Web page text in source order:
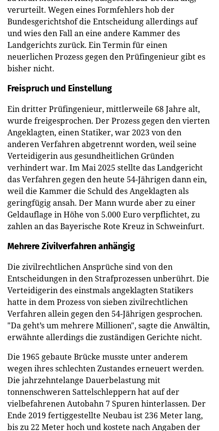
verurteilt. Wegen eines Formfehlers hob der
Bundesgerichtshof die Entscheidung allerdings auf
und wies den Fall an eine andere Kammer des
Landgerichts zurück. Ein Termin für einen
neuerlichen Prozess gegen den Prüfingenieur gibt es
bisher nicht.
Freispruch und Einstellung
Ein dritter Prüfingenieur, mittlerweile 68 Jahre alt,
wurde freigesprochen. Der Prozess gegen den vierten
Angeklagten, einen Statiker, war 2023 von den
anderen Verfahren abgetrennt worden, weil seine
Verteidigerin aus gesundheitlichen Gründen
verhindert war. Im Mai 2025 stellte das Landgericht
das Verfahren gegen den heute 54-Jährigen dann ein,
weil die Kammer die Schuld des Angeklagten als
geringfügig ansah. Der Mann wurde aber zu einer
Geldauflage in Höhe von 5.000 Euro verpflichtet, zu
zahlen an das Bayerische Rote Kreuz in Schweinfurt.
Mehrere Zivilverfahren anhängig
Die zivilrechtlichen Ansprüche sind von den
Entscheidungen in den Strafprozessen unberührt. Die
Verteidigerin des einstmals angeklagten Statikers
hatte in dem Prozess von sieben zivilrechtlichen
Verfahren allein gegen den 54-Jährigen gesprochen.
"Da geht’s um mehrere Millionen", sagte die Anwältin,
erwähnte allerdings die zuständigen Gerichte nicht.
Die 1965 gebaute Brücke musste unter anderem
wegen ihres schlechten Zustandes erneuert werden.
Die jahrzehntelange Dauerbelastung mit
tonnenschweren Sattelschleppern hat auf der
vielbefahrenen Autobahn 7 Spuren hinterlassen. Der
Ende 2019 fertiggestellte Neubau ist 236 Meter lang,
bis zu 22 Meter hoch und kostete nach Angaben der